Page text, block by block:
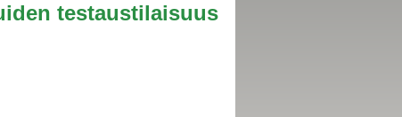
testaustilaisuus